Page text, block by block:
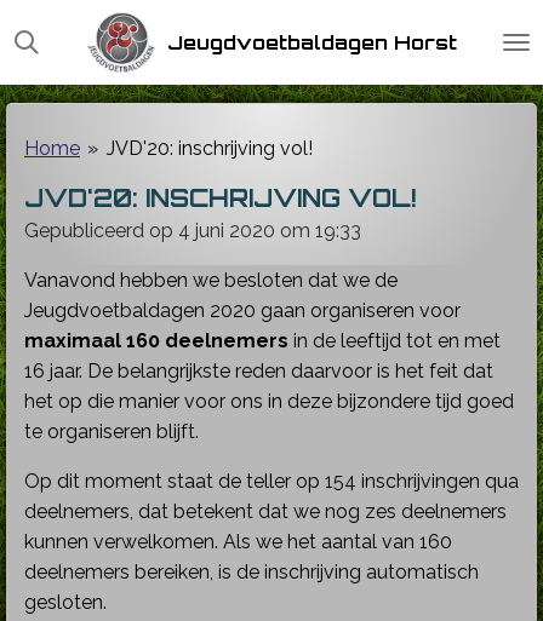
Ga
direct
naar
hoofdinhoud
Jeugdvoetbaldagen Horst
Home » JVD'20: inschrijving vol!
JVD'20: INSCHRIJVING VOL!
Gepubliceerd op 4 juni 2020 om 19:33
Vanavond hebben we besloten dat we de
Jeugdvoetbaldagen 2020 gaan organiseren voor
maximaal 160 deelnemers in de leeftijd tot en met
16 jaar. De belangrijkste reden daarvoor is het feit dat
het op die manier voor ons in deze bijzondere tijd goed
te organiseren blijft.
Op dit moment staat de teller op 154 inschrijvingen qua
deelnemers, dat betekent dat we nog zes deelnemers
kunnen verwelkomen. Als we het aantal van 160
deelnemers bereiken, is de inschrijving automatisch
gesloten.